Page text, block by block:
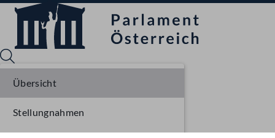
Übersicht
Stellungnahmen